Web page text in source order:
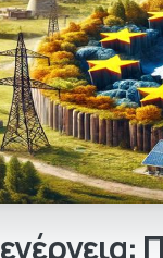
ενέργεια: